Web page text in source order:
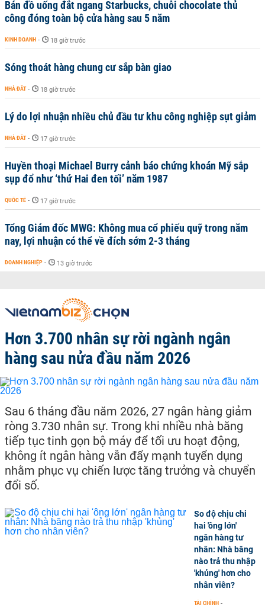
Bán đồ uống đắt ngang Starbucks, chuỗi chocolate thủ
công đóng toàn bộ cửa hàng sau 5 năm
KINH DOANH - 18 giờ trước
Sóng thoát hàng chung cư sắp bàn giao
NHÀ ĐẤT - 18 giờ trước
Lý do lợi nhuận nhiều chủ đầu tư khu công nghiệp sụt giảm
NHÀ ĐẤT - 17 giờ trước
Huyền thoại Michael Burry cảnh báo chứng khoán Mỹ sắp
sụp đổ như ‘thứ Hai đen tối’ năm 1987
QUỐC TẾ - 17 giờ trước
Tổng Giám đốc MWG: Không mua cổ phiếu quỹ trong năm
nay, lợi nhuận có thể về đích sớm 2-3 tháng
DOANH NGHIỆP - 13 giờ trước
Hơn 3.700 nhân sự rời ngành ngân
hàng sau nửa đầu năm 2026
Sau 6 tháng đầu năm 2026, 27 ngân hàng giảm
ròng 3.730 nhân sự. Trong khi nhiều nhà băng
tiếp tục tinh gọn bộ máy để tối ưu hoạt động,
không ít ngân hàng vẫn đẩy mạnh tuyển dụng
nhằm phục vụ chiến lược tăng trưởng và chuyển
đổi số.
So độ chịu chi
hai 'ông lớn'
ngân hàng tư
nhân: Nhà băng
nào trả thu nhập
'khủng' hơn cho
nhân viên?
TÀI CHÍNH -